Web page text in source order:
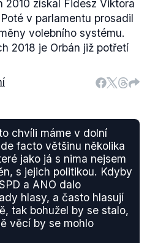
2010 získal Fidesz Viktora
v parlamentu prosadil
volebního systému.
2018 je Orbán již potřetí
chvíli máme v dolní
facto většinu několika
jako já s nima nejsem
s jejich politikou. Kdyby
a ANO dalo
hlasy, a často hlasují
tak bohužel by se stalo,
věcí by se mohlo